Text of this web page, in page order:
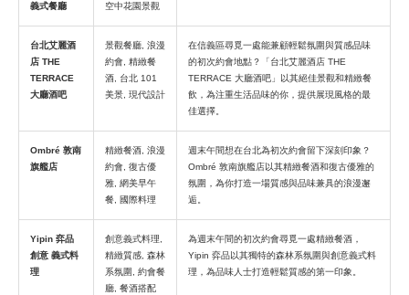
義式餐廳
空中花園景觀
台北艾麗酒
店 THE
TERRACE
大廳酒吧
景觀餐廳, 浪漫
約會, 精緻餐
酒, 台北 101
美景, 現代設計
在信義區尋覓一處能兼顧輕鬆氛圍與質感品味
的初次約會地點？「台北艾麗酒店 THE
TERRACE 大廳酒吧」以其絕佳景觀和精緻餐
飲，為注重生活品味的你，提供展現風格的最
佳選擇。
Ombré 敦南
旗艦店
精緻餐酒, 浪漫
約會, 復古優
雅, 網美早午
餐, 國際料理
週末午間想在台北為初次約會留下深刻印象？
Ombré 敦南旗艦店以其精緻餐酒和復古優雅的
氛圍，為你打造一場質感與品味兼具的浪漫邂
逅。
Yipin 弈品
創意 義式料
理
創意義式料理,
精緻質感, 森林
系氛圍, 約會餐
廳, 餐酒搭配
為週末午間的初次約會尋覓一處精緻餐酒，
Yipin 弈品以其獨特的森林系氛圍與創意義式料
理，為品味人士打造輕鬆質感的第一印象。